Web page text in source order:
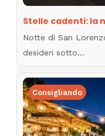
Stelle cadenti: la
Notte di San
desideri sotto…
Consigliando